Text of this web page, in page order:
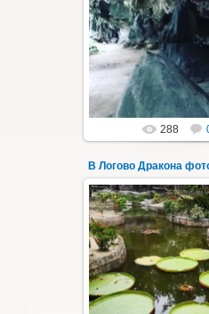
"В Логово
мистический
Паттайи на целый
Всего
Thai-
288
"В Логово
мистический
Паттайи на целый
Всего